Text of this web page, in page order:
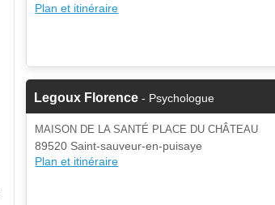
Plan et itinéraire
Legoux Florence - Psychologue
MAISON DE LA SANTÉ PLACE DU CHÂTEAU
89520 Saint-sauveur-en-puisaye
Plan et itinéraire